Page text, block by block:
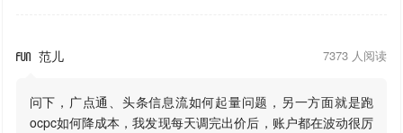
 范儿 7373 人阅读
问下，广点通、头条信息流如何起量问题，另一方面就是跑
ocpc如何降成本，我发现每天调完出价后，账户都在波动很厉